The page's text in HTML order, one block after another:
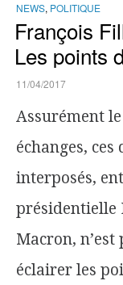
NEWS, POLITIQUE
François
Les points
11/04/2017
Assurément
échanges,
interposés,
présidentielle
Macron,
éclairer les